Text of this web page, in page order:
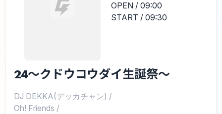
OPEN / 09:00
START / 09:30
24～クドウコウダイ生誕祭～
DJ DEKKA(デッカチャン) /
Oh! Friends /